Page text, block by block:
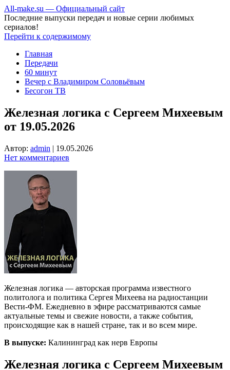
All-make.su — Официальный сайт
Последние выпуски передач и новые серии любимых
сериалов!
Перейти к содержимому
Главная
Передачи
60 минут
Вечер с Владимиром Соловьёвым
Бесогон ТВ
Железная логика с Сергеем Михеевым
от 19.05.2026
Автор: admin | 19.05.2026
Нет комментариев
Железная логика — авторская программа известного
политолога и политика Сергея Михеева на радиостанции
Вести-ФМ. Ежедневно в эфире рассматриваются самые
актуальные темы и свежие новости, а также события,
происходящие как в нашей стране, так и во всем мире.
В выпуске: Калининград как нерв Европы
Железная логика с Сергеем Михеевым